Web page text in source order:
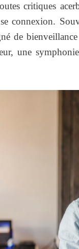
critiques
connexion.
de
une